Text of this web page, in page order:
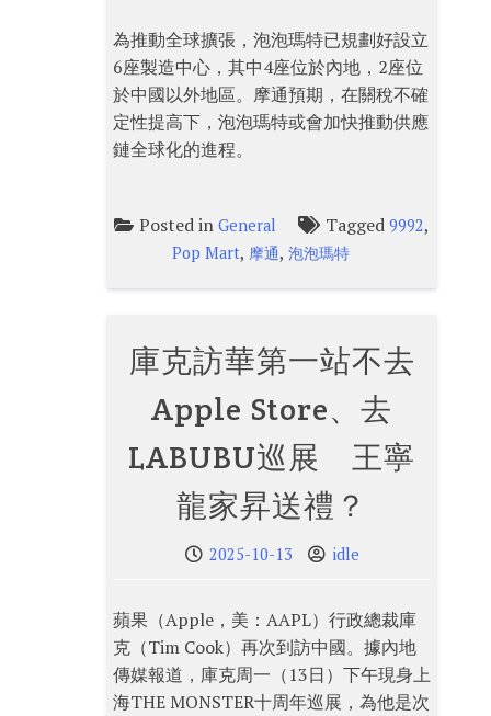
為推動全球擴張，泡泡瑪特已規劃好設立
6座製造中心，其中4座位於內地，2座位
於中國以外地區。摩通預期，在關稅不確
定性提高下，泡泡瑪特或會加快推動供應
鏈全球化的進程。
Posted inGeneral Tagged9992,
Pop Mart, 摩通,泡泡瑪特
庫克訪華第一站不去
Apple Store、去
LABUBU巡展 王寧
龍家昇送禮？
2025-10-13 idle
蘋果（Apple，美：AAPL）行政總裁庫
克（Tim Cook）再次到訪中國。據內地
傳媒報道，庫克周一（13日）下午現身上
海THE MONSTER十周年巡展，為他是次